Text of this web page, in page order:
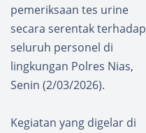
pemeriksaan tes urine
secara serentak terhadap
seluruh personel di
lingkungan Polres Nias,
Senin (2/03/2026).
Kegiatan yang digelar di